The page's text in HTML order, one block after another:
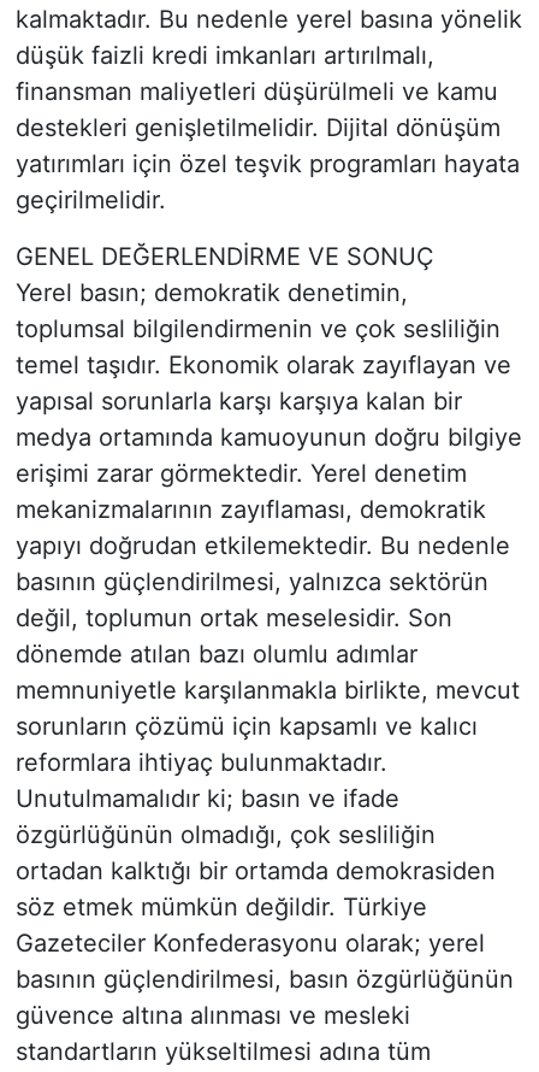
kalmaktadır. Bu nedenle yerel basına yönelik
düşük faizli kredi imkanları artırılmalı,
finansman maliyetleri düşürülmeli ve kamu
destekleri genişletilmelidir. Dijital dönüşüm
yatırımları için özel teşvik programları hayata
geçirilmelidir.
GENEL DEĞERLENDİRME VE SONUÇ
Yerel basın; demokratik denetimin,
toplumsal bilgilendirmenin ve çok sesliliğin
temel taşıdır. Ekonomik olarak zayıflayan ve
yapısal sorunlarla karşı karşıya kalan bir
medya ortamında kamuoyunun doğru bilgiye
erişimi zarar görmektedir. Yerel denetim
mekanizmalarının zayıflaması, demokratik
yapıyı doğrudan etkilemektedir. Bu nedenle
basının güçlendirilmesi, yalnızca sektörün
değil, toplumun ortak meselesidir. Son
dönemde atılan bazı olumlu adımlar
memnuniyetle karşılanmakla birlikte, mevcut
sorunların çözümü için kapsamlı ve kalıcı
reformlara ihtiyaç bulunmaktadır.
Unutulmamalıdır ki; basın ve ifade
özgürlüğünün olmadığı, çok sesliliğin
ortadan kalktığı bir ortamda demokrasiden
söz etmek mümkün değildir. Türkiye
Gazeteciler Konfederasyonu olarak; yerel
basının güçlendirilmesi, basın özgürlüğünün
güvence altına alınması ve mesleki
standartların yükseltilmesi adına tüm